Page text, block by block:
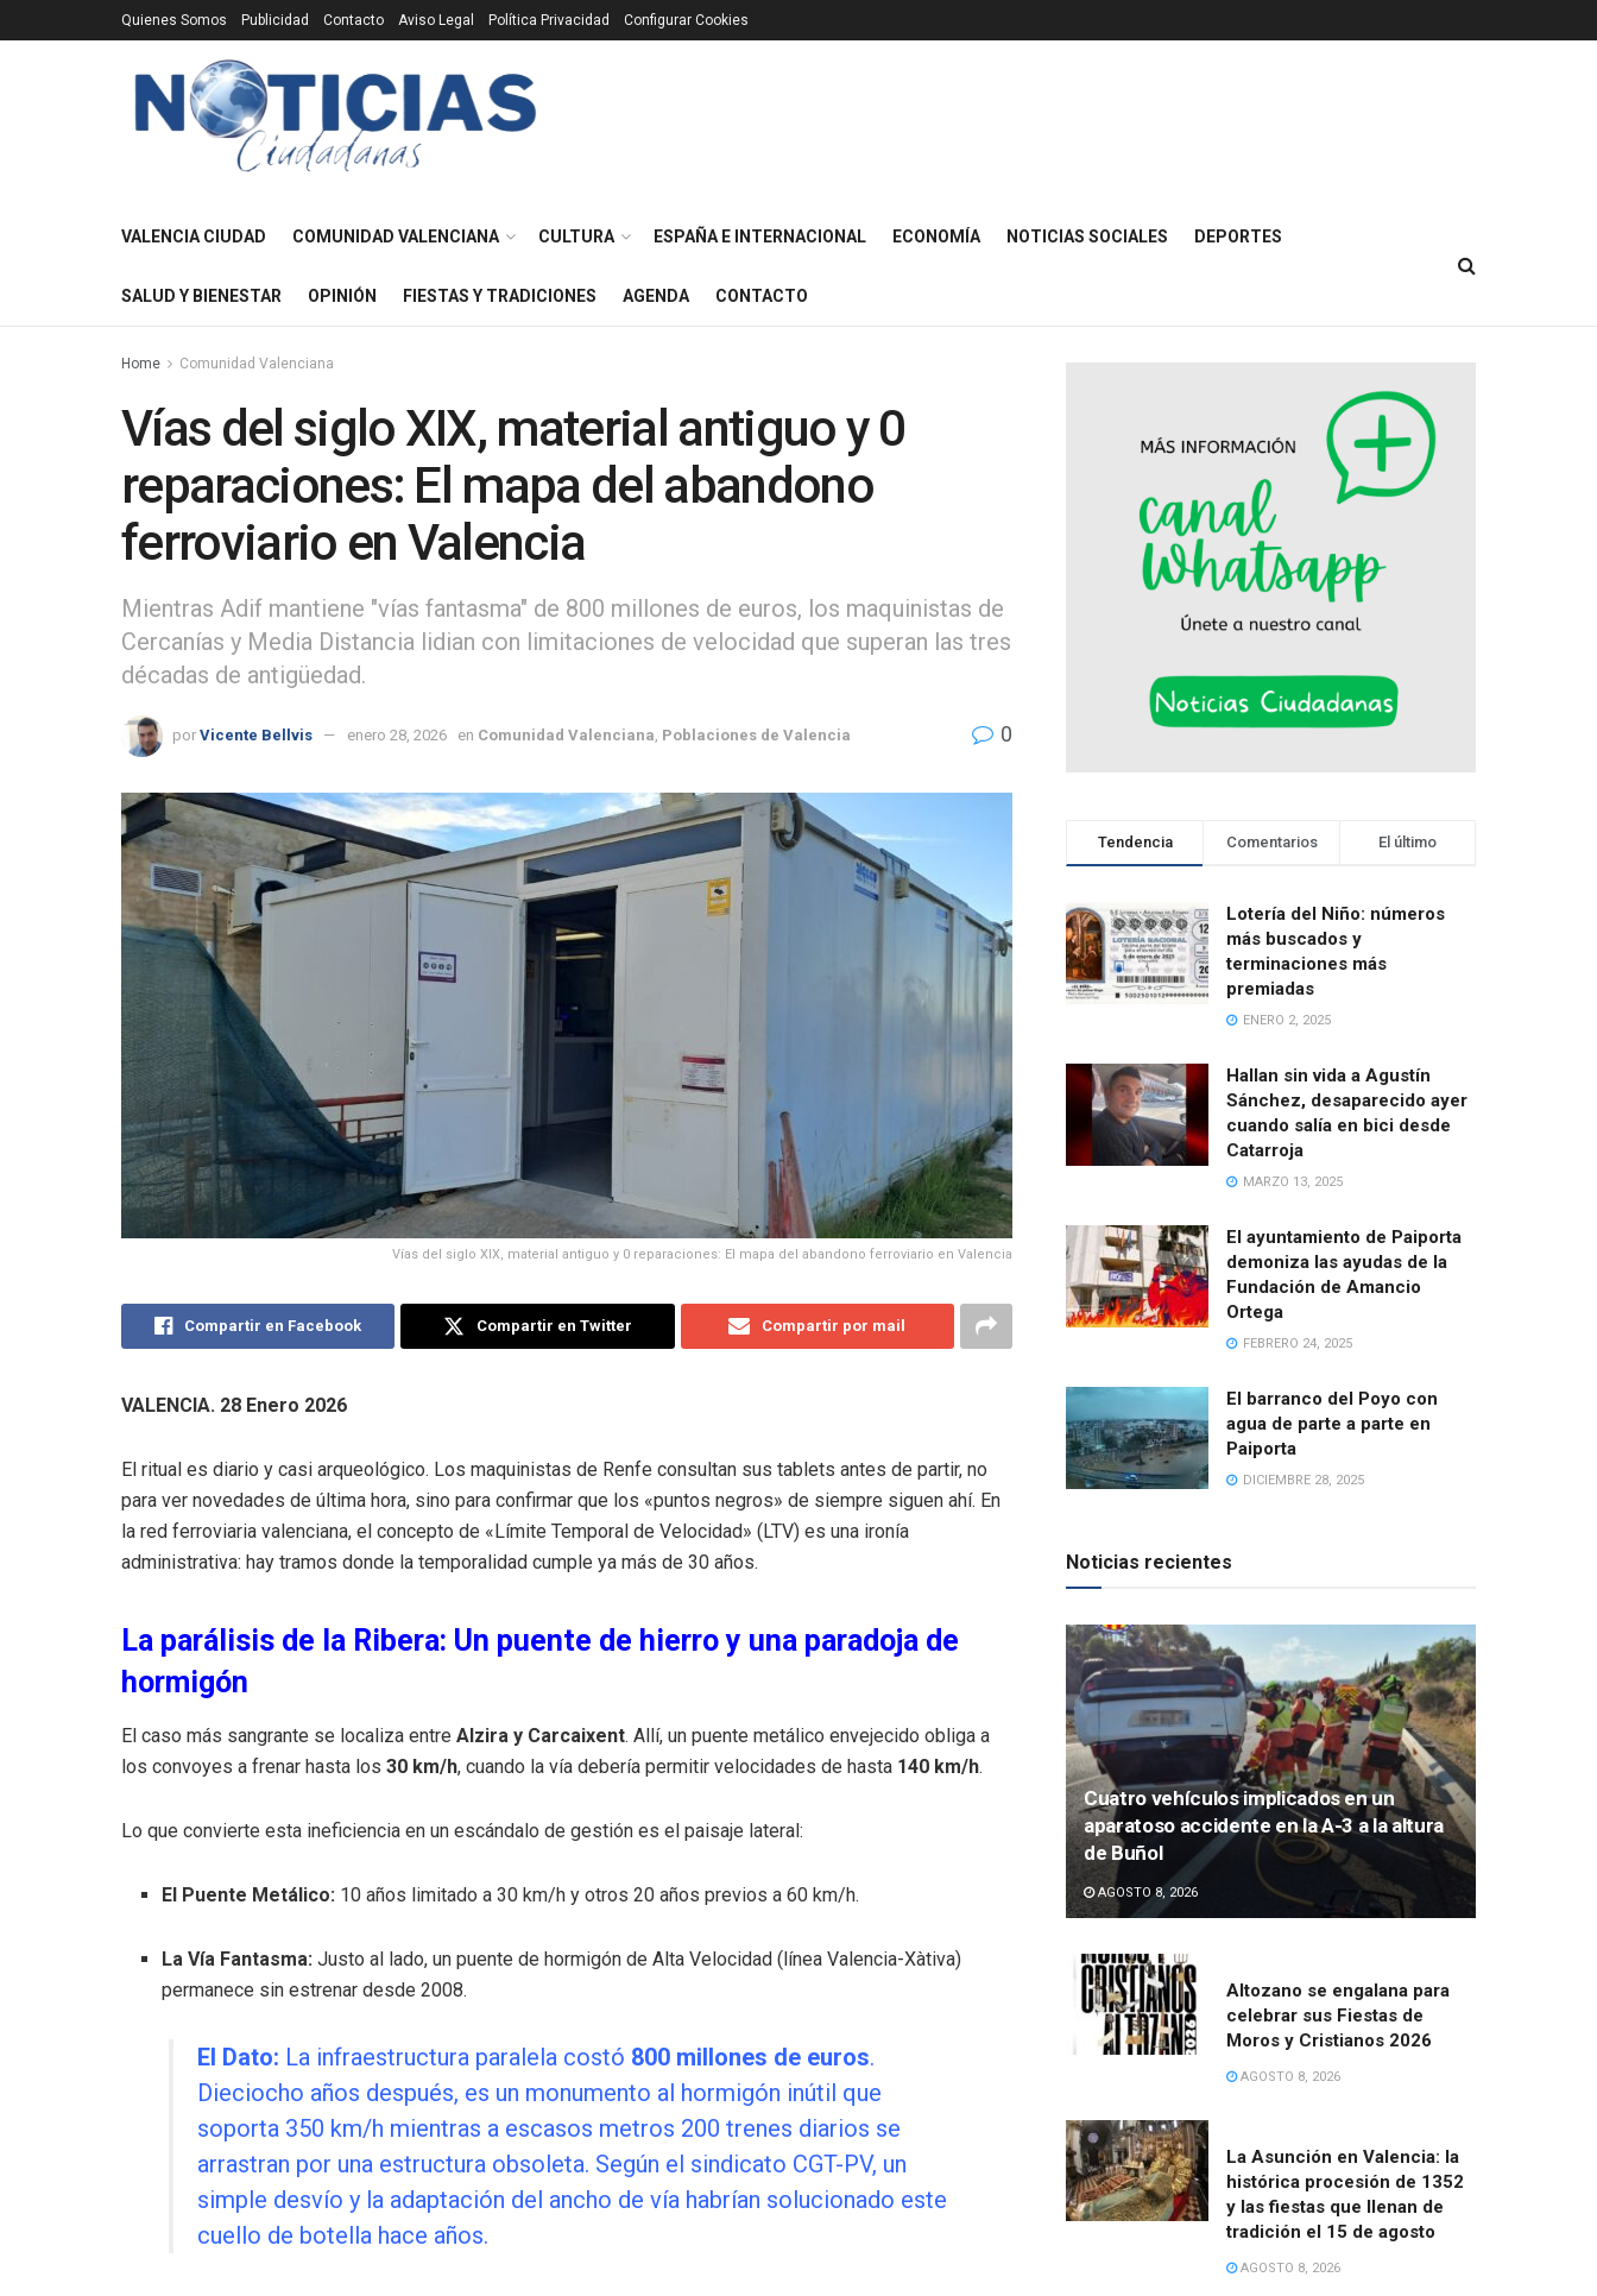
Quienes Somos Publicidad Contacto Aviso Legal Política Privacidad Configurar Cookies
VALENCIA CIUDAD COMUNIDAD VALENCIANA CULTURA ESPAÑA E INTERNACIONAL ECONOMÍA NOTICIAS SOCIALES DEPORTES
SALUD Y BIENESTAR OPINIÓN FIESTAS Y TRADICIONES AGENDA CONTACTO
Home Comunidad Valenciana
Vías del siglo XIX, material antiguo y 0
reparaciones: El mapa del abandono
ferroviario en Valencia
Mientras Adif mantiene "vías fantasma" de 800 millones de euros, los maquinistas de
Cercanías y Media Distancia lidian con limitaciones de velocidad que superan las tres
décadas de antigüedad.
por Vicente Bellvis enero 28, 2026 en Comunidad Valenciana Poblaciones de Valencia 0
Vías del siglo XIX, material antiguo y 0 reparaciones: El mapa del abandono ferroviario en Valencia
Compartir en Facebook Compartir en Twitter Compartir por mail
VALENCIA. 28 Enero 2026
El ritual es diario y casi arqueológico. Los maquinistas de Renfe consultan sus tablets antes de partir, no
para ver novedades de última hora, sino para confirmar que los «puntos negros» de siempre siguen ahí. En
la red ferroviaria valenciana, el concepto de «Límite Temporal de Velocidad» (LTV) es una ironía
administrativa: hay tramos donde la temporalidad cumple ya más de 30 años.
La parálisis de la Ribera: Un puente de hierro y una paradoja de
hormigón
El caso más sangrante se localiza entre Alzira y Carcaixent. Allí, un puente metálico envejecido obliga a
los convoyes a frenar hasta los 30 km/h, cuando la vía debería permitir velocidades de hasta 140 km/h.
Lo que convierte esta ineficiencia en un escándalo de gestión es el paisaje lateral:
El Puente Metálico: 10 años limitado a 30 km/h y otros 20 años previos a 60 km/h.
La Vía Fantasma: Justo al lado, un puente de hormigón de Alta Velocidad (línea Valencia-Xàtiva)
permanece sin estrenar desde 2008.
El Dato: La infraestructura paralela costó 800 millones de euros.
Dieciocho años después, es un monumento al hormigón inútil que
soporta 350 km/h mientras a escasos metros 200 trenes diarios se
arrastran por una estructura obsoleta. Según el sindicato CGT-PV, un
simple desvío y la adaptación del ancho de vía habrían solucionado este
cuello de botella hace años.
Tendencia Comentarios El último
Lotería del Niño: números
más buscados y
terminaciones más
premiadas
ENERO 2, 2025
Hallan sin vida a Agustín
Sánchez, desaparecido ayer
cuando salía en bici desde
Catarroja
MARZO 13, 2025
El ayuntamiento de Paiporta
demoniza las ayudas de la
Fundación de Amancio
Ortega
FEBRERO 24, 2025
El barranco del Poyo con
agua de parte a parte en
Paiporta
DICIEMBRE 28, 2025
Noticias recientes
Cuatro vehículos implicados en un
aparatoso accidente en la A-3 a la altura
de Buñol
AGOSTO 8, 2026
Altozano se engalana para
celebrar sus Fiestas de
Moros y Cristianos 2026
AGOSTO 8, 2026
La Asunción en Valencia: la
histórica procesión de 1352
y las fiestas que llenan de
tradición el 15 de agosto
AGOSTO 8, 2026